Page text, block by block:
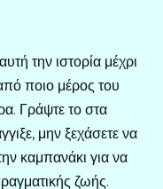
την ιστορία μέχρι
ποιο μέρος του
Γράψτε το στα
μην ξεχάσετε να
καμπανάκι για να
ζωής.